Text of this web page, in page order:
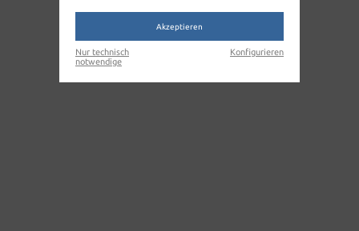
Akzeptieren
Nur technisch
notwendige
Konfigurieren